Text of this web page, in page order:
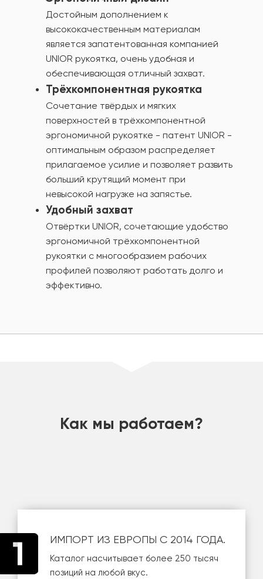
Достойным дополнением к
высококачественным материалам
является запатентованная компанией
UNIOR рукоятка, очень удобная и
обеспечивающая отличный захват.
Трёхкомпонентная рукоятка
Сочетание твёрдых и мягких
поверхностей в трёхкомпонентной
эргономичной рукоятке - патент UNIOR -
оптимальным образом распределяет
прилагаемое усилие и позволяет развить
больший крутящий момент при
невысокой нагрузке на запястье.
Удобный захват
Отвёртки UNIOR, сочетающие удобство
эргономичной трёхкомпонентной
рукоятки с многообразием рабочих
профилей позволяют работать долго и
эффективно.
Как мы работаем?
ИМПОРТ ИЗ ЕВРОПЫ С 2014 ГОДА.
Каталог насчитывает более 250 тысяч
позиций на любой вкус.